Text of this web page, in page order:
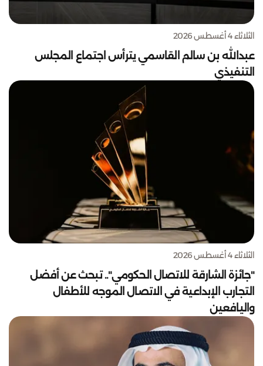
الثلاثاء 4 أغسطس 2026
عبدالله بن سالم القاسمي يترأس اجتماع المجلس
التنفيذي
الثلاثاء 4 أغسطس 2026
"جائزة الشارقة للاتصال الحكومي".. تبحث عن أفضل
التجارب الإبداعية في الاتصال الموجه للأطفال
واليافعين